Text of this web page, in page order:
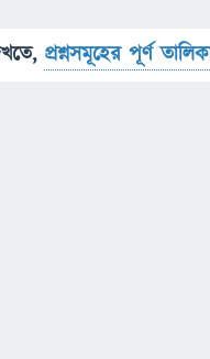
প্রশ্নসমূহের পূর্ণ